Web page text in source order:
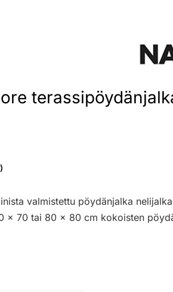
valmistettu pöydänjalka
70 tai 80 x 80 cm kokoisten